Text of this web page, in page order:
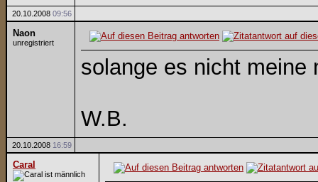
20.10.2008 09:56
Naon
unregistriert
solange es nicht
W.B.
20.10.2008 16:59
Caral